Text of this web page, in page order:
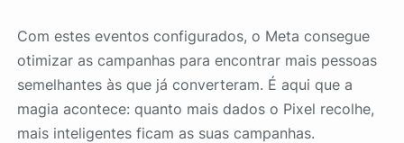
Com estes eventos configurados, o Meta consegue
otimizar as campanhas para encontrar mais pessoas
semelhantes às que já converteram. É aqui que a
magia acontece: quanto mais dados o Pixel recolhe,
mais inteligentes ficam as suas campanhas.